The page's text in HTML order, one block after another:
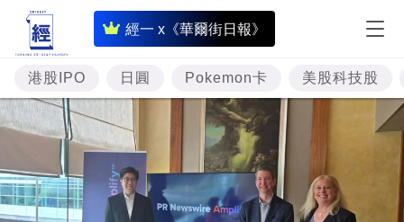
經一 x《華爾街日報》
即
時
財
經
專
題
投
港股IPO 日圓 Pokemon卡 美股科技股